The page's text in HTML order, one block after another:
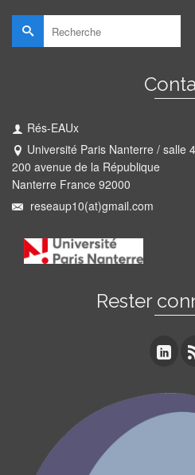
Rechercher :
Rés-EAUx
Université Paris Nanterre / salle
200 avenue de la République
Nanterre France 92000
reseaup10(at)gmail.com
Rester